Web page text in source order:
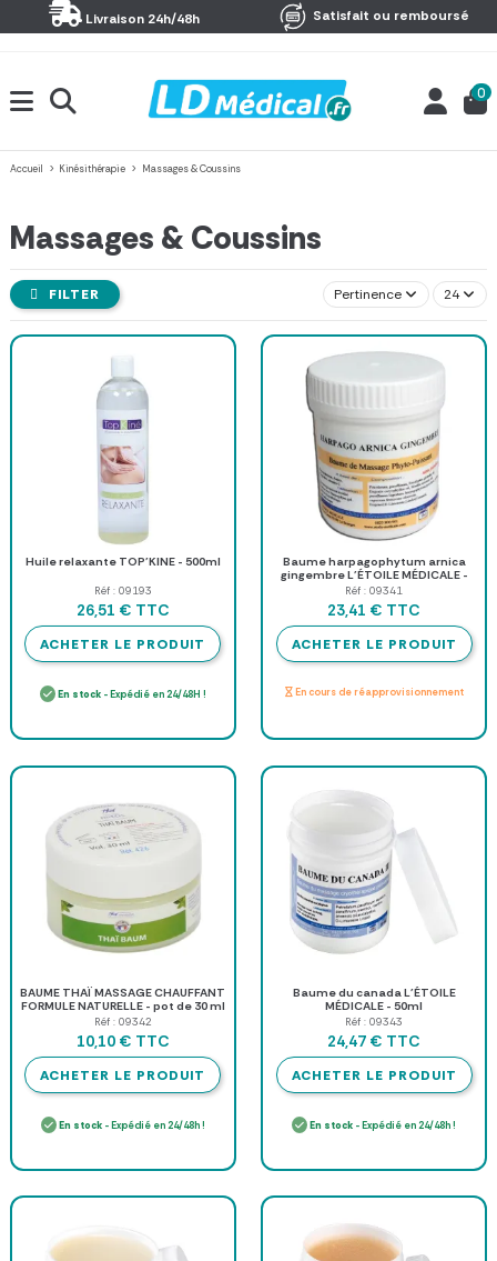
Livraison 24h/48h Satisfait ou remboursé
0
Accueil Kinésithérapie Massages & Coussins
Massages & Coussins
FILTER Pertinence 24
Huile relaxante TOP'KINE - 500ml
Réf : 09193
26,51 € TTC
ACHETER LE PRODUIT
En stock- Expédié en 24/48H !
Baume harpagophytum arnica
gingembre L'ÉTOILE MÉDICALE -
50ml
Réf : 09341
23,41 € TTC
ACHETER LE PRODUIT
En cours de réapprovisionnement
BAUME THAÏ MASSAGE CHAUFFANT
FORMULE NATURELLE - pot de 30 ml
Réf : 09342
10,10 € TTC
ACHETER LE PRODUIT
En stock- Expédié en 24/48h !
Baume du canada L'ÉTOILE
MÉDICALE - 50ml
Réf : 09343
24,47 € TTC
ACHETER LE PRODUIT
En stock - Expédié en 24/48h !
Panneau de gestion des cookies